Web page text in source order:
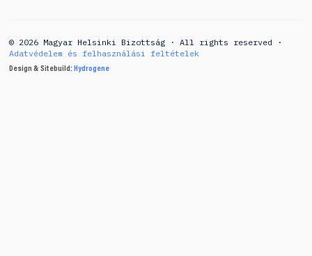
© 2026 Magyar Helsinki Bizottság · All rights reserved ·
Adatvédelem és felhasználási feltételek
Design & Sitebuild: Hydrogene